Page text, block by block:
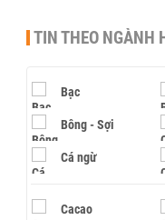
TIN THEO NGÀNH
Bạc
Bông - Sợi
Cá ngừ
Cacao